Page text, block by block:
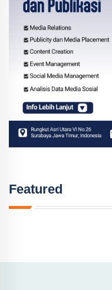
Featured